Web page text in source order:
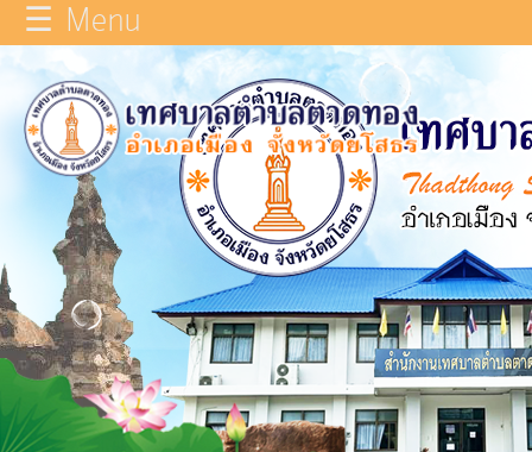
หน้า
หลัก
ข้อมูล
ทั่วไป
บุคลากร
แผน
ยุทธศาสตร์
☰ Menu